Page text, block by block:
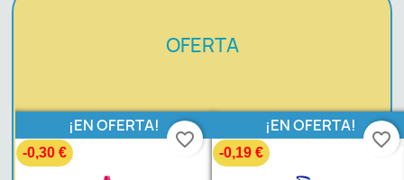
OFERTA
favorite_border
¡EN OFERTA!
-0,19 €
favorite_border
¡EN OFERTA!
-0,20 €